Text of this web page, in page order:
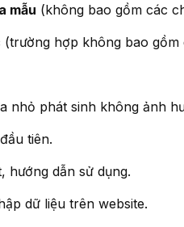
mẫu (không bao gồm các
(trường hợp không bao
nhỏ phát sinh không ảnh
tiên.
hướng dẫn sử dụng.
dữ liệu trên website.